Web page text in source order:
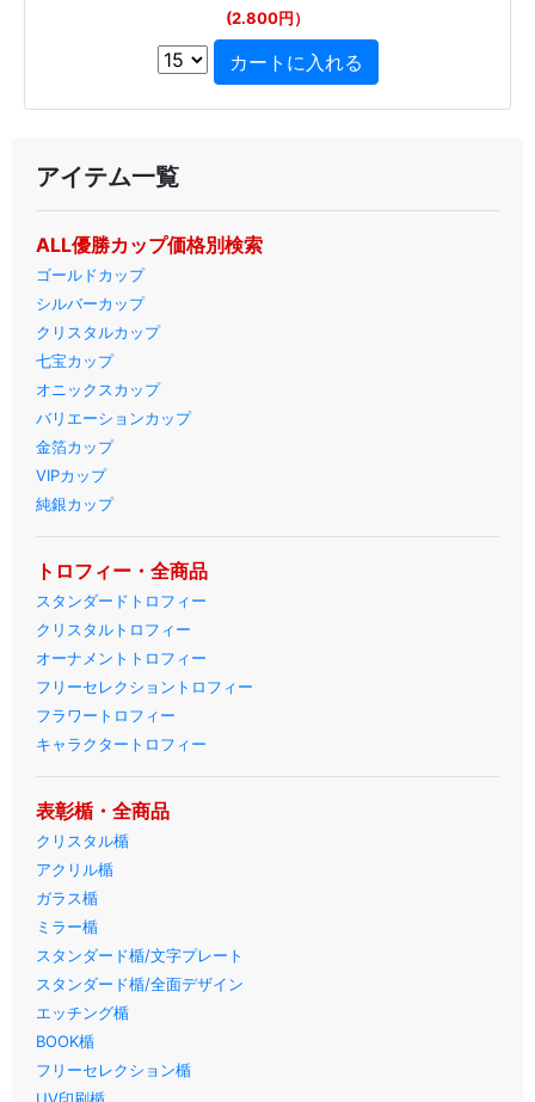
(2.800円）
アイテム一覧
ALL優勝カップ価格別検索
ゴールドカップ
シルバーカップ
クリスタルカップ
七宝カップ
オニックスカップ
バリエーションカップ
金箔カップ
VIPカップ
純銀カップ
トロフィー・全商品
スタンダードトロフィー
クリスタルトロフィー
オーナメントトロフィー
フリーセレクショントロフィー
フラワートロフィー
キャラクタートロフィー
表彰楯・全商品
クリスタル楯
アクリル楯
ガラス楯
ミラー楯
スタンダード楯/文字プレート
スタンダード楯/全面デザイン
エッチング楯
BOOK楯
フリーセレクション楯
UV印刷楯